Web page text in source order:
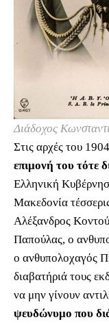
Διάδοχος
Στις αρχές του
επιμονή του τότε
Ελληνική
Μακεδονία
Αλέξανδρος
Παπούλας, ο
ο ανθυπολοχαγός
διαβατήριά τους
να μην γίνουν
ψευδώνυμο που